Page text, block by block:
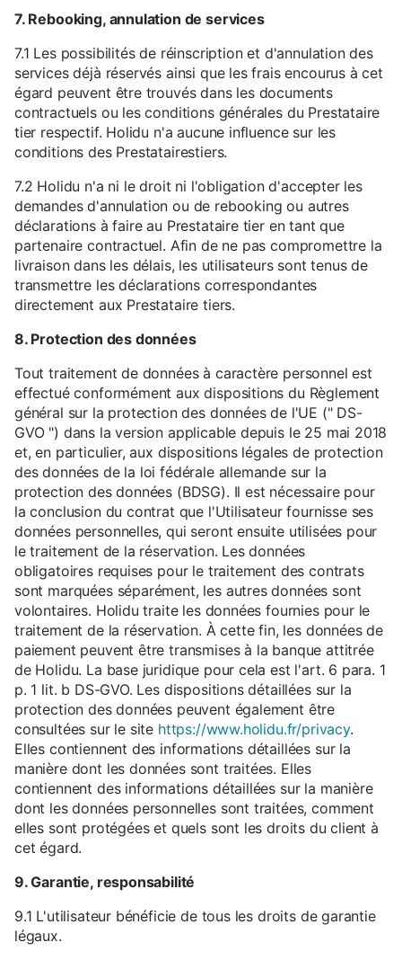
7. Rebooking, annulation de services
7.1 Les possibilités de réinscription et d'annulation des
services déjà réservés ainsi que les frais encourus à cet
égard peuvent être trouvés dans les documents
contractuels ou les conditions générales du Prestataire
tier respectif. Holidu n'a aucune influence sur les
conditions des Prestatairestiers.
7.2 Holidu n'a ni le droit ni l'obligation d'accepter les
demandes d'annulation ou de rebooking ou autres
déclarations à faire au Prestataire tier en tant que
partenaire contractuel. Afin de ne pas compromettre la
livraison dans les délais, les utilisateurs sont tenus de
transmettre les déclarations correspondantes
directement aux Prestataire tiers.
8. Protection des données
Tout traitement de données à caractère personnel est
effectué conformément aux dispositions du Règlement
général sur la protection des données de l'UE (" DS-
GVO ") dans la version applicable depuis le 25 mai 2018
et, en particulier, aux dispositions légales de protection
des données de la loi fédérale allemande sur la
protection des données (BDSG). Il est nécessaire pour
la conclusion du contrat que l'Utilisateur fournisse ses
données personnelles, qui seront ensuite utilisées pour
le traitement de la réservation. Les données
obligatoires requises pour le traitement des contrats
sont marquées séparément, les autres données sont
volontaires. Holidu traite les données fournies pour le
traitement de la réservation. À cette fin, les données de
paiement peuvent être transmises à la banque attitrée
de Holidu. La base juridique pour cela est l'art. 6 para. 1
p. 1 lit. b DS-GVO. Les dispositions détaillées sur la
protection des données peuvent également être
consultées sur le site https://www.holidu.fr/privacy.
Elles contiennent des informations détaillées sur la
manière dont les données sont traitées. Elles
contiennent des informations détaillées sur la manière
dont les données personnelles sont traitées, comment
elles sont protégées et quels sont les droits du client à
cet égard.
9. Garantie, responsabilité
9.1 L'utilisateur bénéficie de tous les droits de garantie
légaux.